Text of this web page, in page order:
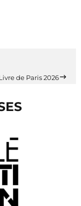
de Paris 2026